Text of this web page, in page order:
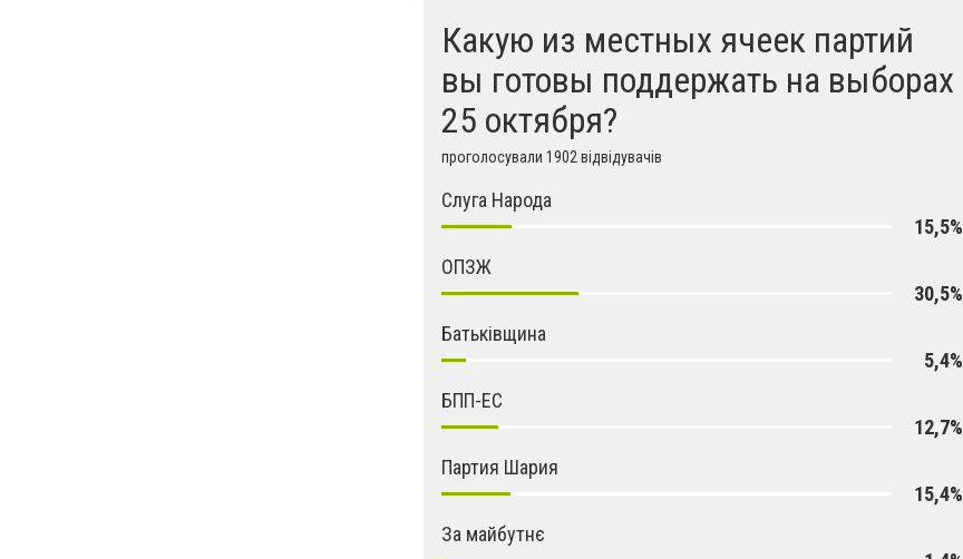
Какую из местных ячеек партий
вы готовы поддержать на выборах
25 октября?
проголосували 1902 відвідувачів
Слуга Народа
15,5%
ОПЗЖ
30,5%
Батьківщина
5,4%
БПП-ЕС
12,7%
Партия Шария
15,4%
За майбутнє